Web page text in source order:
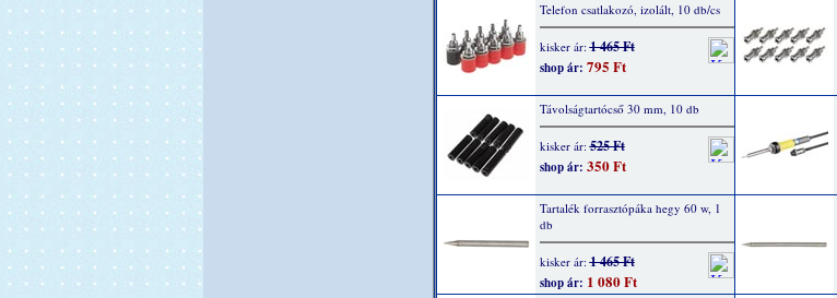
Telefon csatlakozó, izolált, 10 db/cs
kisker ár:1 465 Ft
shop ár: 795 Ft
Távolságtartócső 30 mm, 10 db
kisker ár:525 Ft
shop ár: 350 Ft
Tartalék forrasztópáka hegy 60 w, 1
db
kisker ár:1 465 Ft
shop ár: 1 080 Ft